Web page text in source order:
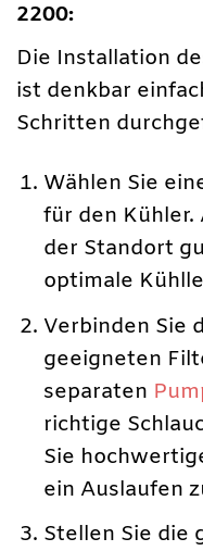
2200:
Die Installation
ist denkbar
Schritten
Wählen Sie
für den Kühler.
der Standort
optimale
Verbinden Sie
geeigneten
separaten
richtige
Sie
ein Auslaufen
Stellen Sie die